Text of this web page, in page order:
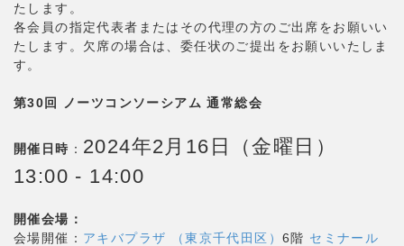
たします。
各会員の指定代表者またはその代理の方のご出席をお願いい
たします。欠席の場合は、委任状のご提出をお願いいたしま
す。
第30回 ノーツコンソーシアム 通常総会
開催日時 ： 2024年2月16日（金曜日）
13:00 - 14:00
開催会場：
会場開催： アキバプラザ （東京千代田区） 6階 セミナール